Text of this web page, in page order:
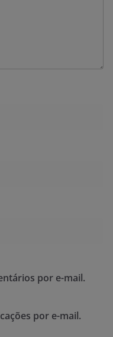
por e-mail.
por e-mail.